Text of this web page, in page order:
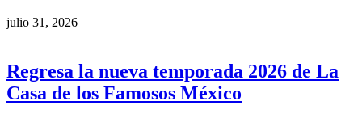
julio 31, 2026
Regresa la nueva temporada 2026 de La
Casa de los Famosos México